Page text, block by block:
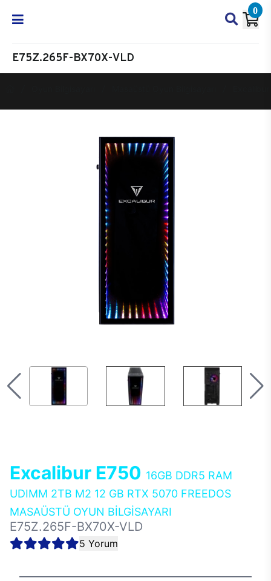
0
E75Z.265F-BX70X-VLD
Excalibur E750 16GB DDR5 RAM
UDIMM 2TB M2 12 GB RTX 5070 FREEDOS
MASAÜSTÜ OYUN BİLGİSAYARI
E75Z.265F-BX70X-VLD
5 Yorum